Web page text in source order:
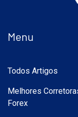
Menu
Todos Artigos
Melhores
Forex